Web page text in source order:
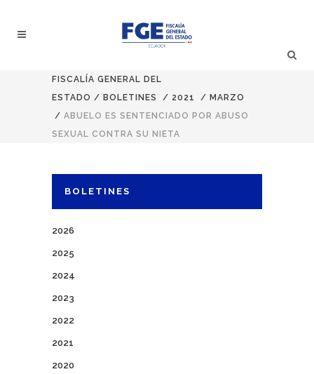
FISCALÍA GENERAL DEL
ESTADO / BOLETINES / 2021 / MARZO
/ ABUELO ES SENTENCIADO POR ABUSO
SEXUAL CONTRA SU NIETA
BOLETINES
2026
2025
2024
2023
2022
2021
2020